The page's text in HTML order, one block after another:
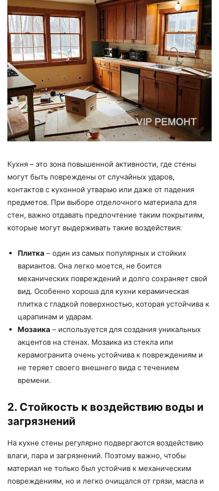
Кухня – это зона повышенной активности, где стены
могут быть повреждены от случайных ударов,
контактов с кухонной утварью или даже от падения
предметов. При выборе отделочного материала для
стен, важно отдавать предпочтение таким покрытиям,
которые могут выдерживать такие воздействия:
Плитка – один из самых популярных и стойких
вариантов. Она легко моется, не боится
механических повреждений и долго сохраняет свой
вид. Особенно хороша для кухни керамическая
плитка с гладкой поверхностью, которая устойчива к
царапинам и ударам.
Мозаика – используется для создания уникальных
акцентов на стенах. Мозаика из стекла или
керамогранита очень устойчива к повреждениям и
не теряет своего внешнего вида с течением
времени.
2. Стойкость к воздействию воды и
загрязнений
На кухне стены регулярно подвергаются воздействию
влаги, пара и загрязнений. Поэтому важно, чтобы
материал не только был устойчив к механическим
повреждениям, но и легко очищался от грязи, масла и